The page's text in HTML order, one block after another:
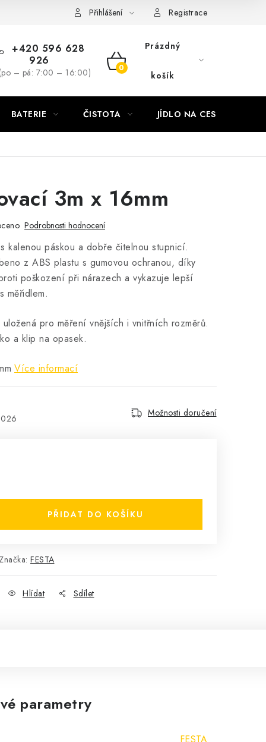
Přihlášení Registrace
+420 596 628
926
– pá: 7:00 – 16:00)
NÁKUPNÍ
Prázdný
košík
BATERIE ČISTOTA JÍDLO NA CESTU
3m x 16mm
Podrobnosti hodnocení
kalenou páskou a dobře čitelnou stupnicí.
z ABS plastu s gumovou ochranou, díky
poškození při nárazech a vykazuje lepší
měřidlem.
pro měření vnějších i vnitřních rozměrů.
a klip na opasek.
Více informací
Možnosti doručení
PŘIDAT DO KOŠÍKU
FESTA
Hlídat Sdílet
parametry